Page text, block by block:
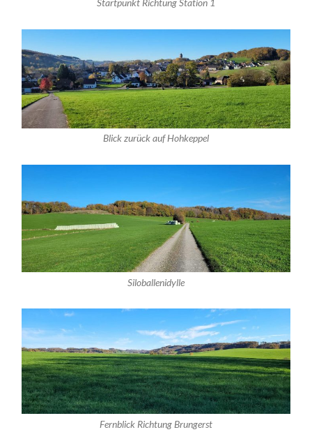
Startpunkt Richtung Station 1
Blick zurück auf Hohkeppel
Siloballenidylle
Fernblick Richtung Brungerst